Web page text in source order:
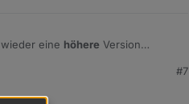
eine höhere Version
#7